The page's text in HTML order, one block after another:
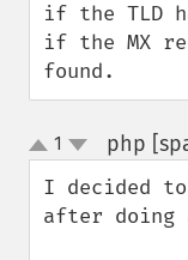
if the TLD
if the MX
found.
up
down
1 php
I decided
after